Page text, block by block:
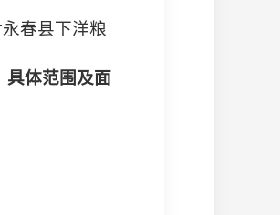
春县下洋粮
具体范围及面